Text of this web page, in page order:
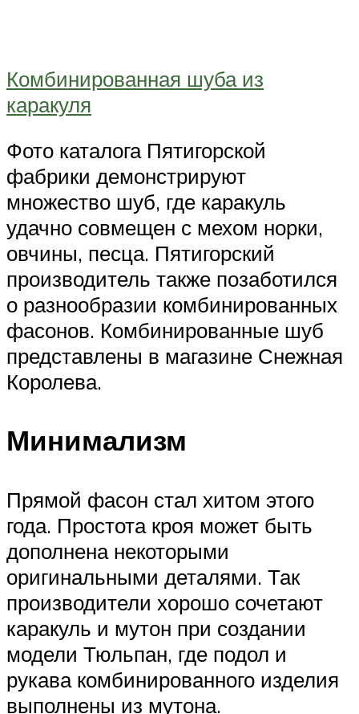
Комбинированная шуба из
каракуля
Фото каталога Пятигорской
фабрики демонстрируют
множество шуб, где каракуль
удачно совмещен с мехом норки,
овчины, песца. Пятигорский
производитель также позаботился
о разнообразии комбинированных
фасонов. Комбинированные шуб
представлены в магазине Снежная
Королева.
Минимализм
Прямой фасон стал хитом этого
года. Простота кроя может быть
дополнена некоторыми
оригинальными деталями. Так
производители хорошо сочетают
каракуль и мутон при создании
модели Тюльпан, где подол и
рукава комбинированного изделия
выполнены из мутона.